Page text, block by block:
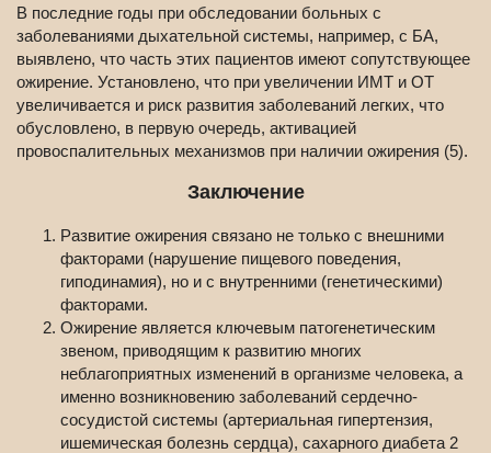
В последние годы при обследовании больных с
заболеваниями дыхательной системы, например, с БА,
выявлено, что часть этих пациентов имеют сопутствующее
ожирение. Установлено, что при увеличении ИМТ и ОТ
увеличивается и риск развития заболеваний легких, что
обусловлено, в первую очередь, активацией
провоспалительных механизмов при наличии ожирения (5).
Заключение
Развитие ожирения связано не только с внешними
факторами (нарушение пищевого поведения,
гиподинамия), но и с внутренними (генетическими)
факторами.
Ожирение является ключевым патогенетическим
звеном, приводящим к развитию многих
неблагоприятных изменений в организме человека, а
именно возникновению заболеваний сердечно-
сосудистой системы (артериальная гипертензия,
ишемическая болезнь сердца), сахарного диабета 2